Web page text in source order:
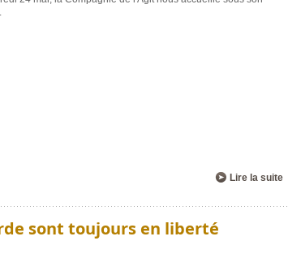
Lire la suite
sont toujours en liberté